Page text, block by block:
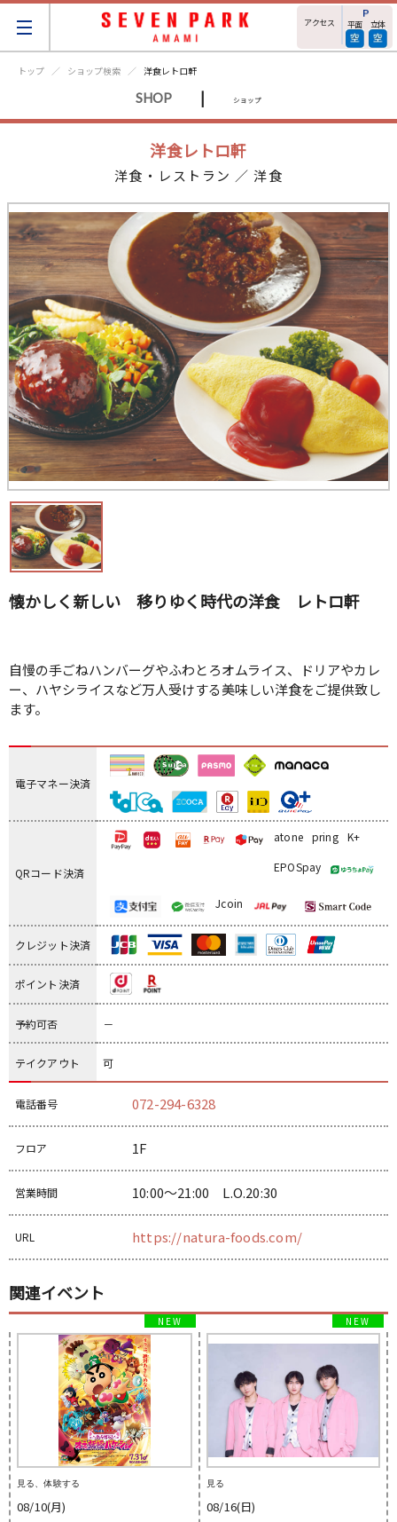
アクセス 平面 立体
トップ ショップ検索 洋食レトロ軒
SHOP | ショップ
洋食レトロ軒
洋食・レストラン ／ 洋食
懐かしく新しい 移りゆく時代の洋食 レトロ軒
自慢の手ごねハンバーグやふわとろオムライス、ドリアやカレ
ー、ハヤシライスなど万人受けする美味しい洋食をご提供致し
ます。
電子マネー決済
QRコード決済
atone pring
K+
EPOSpay
Jcoin
クレジット決済
ポイント決済
予約可否 －
テイクアウト 可
電話番号 072-294-6328
フロア 1F
営業時間 10:00～21:00 L.O.20:30
URL https://natura-foods.com/
関連イベント
見る、体験する
08/10(月)
見る
08/16(日)